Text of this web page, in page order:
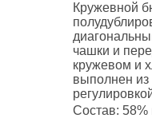
Кружевной
чашки и
кружевом и
выполнен из
Состав: 58%